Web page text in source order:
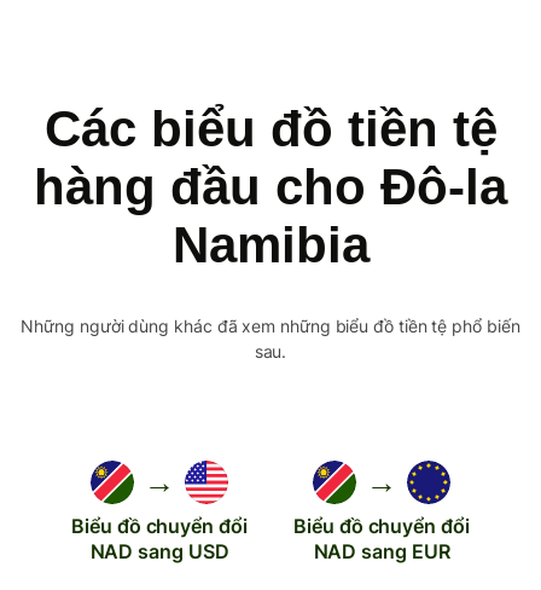
Các biểu đồ tiền tệ
hàng đầu cho Đô-la
Namibia
Những người dùng khác đã xem những biểu đồ tiền tệ phổ biến
sau.
→
Biểu đồ chuyển đổi
NAD sang USD
→
Biểu đồ chuyển đổi
NAD sang EUR